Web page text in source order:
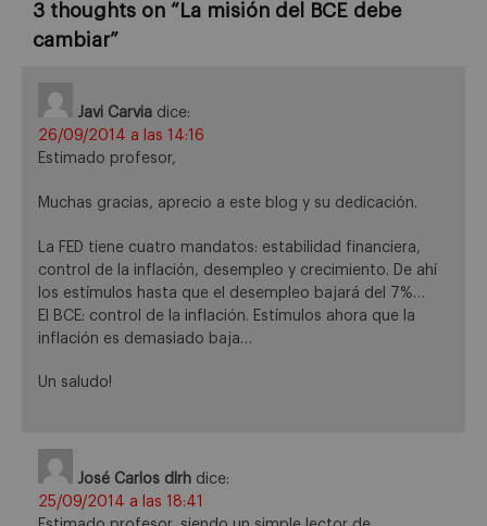
3 thoughts on “ La misión del BCE debe
cambiar”
Javi Carvia dice:
26/09/2014 a las 14:16
Estimado profesor,
Muchas gracias, aprecio a este blog y su dedicación.
La FED tiene cuatro mandatos: estabilidad financiera,
control de la inflación, desempleo y crecimiento. De ahí
los estímulos hasta que el desempleo bajará del 7%…
El BCE: control de la inflación. Estímulos ahora que la
inflación es demasiado baja…
Un saludo!
José Carlos dlrh dice:
25/09/2014 a las 18:41